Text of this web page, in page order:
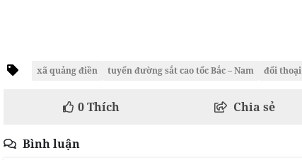
xã quảng điền tuyến đường sắt cao tốc Bắc – Nam đối thoại
0Thích Chia sẻ
Bình luận